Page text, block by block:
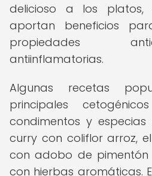
delicioso a los platos,
aportan beneficios
propiedades
antiinflamatorias.
Algunas recetas
principales
condimentos y
curry con coliflor arroz,
con adobo de
con hierbas aromáticas.